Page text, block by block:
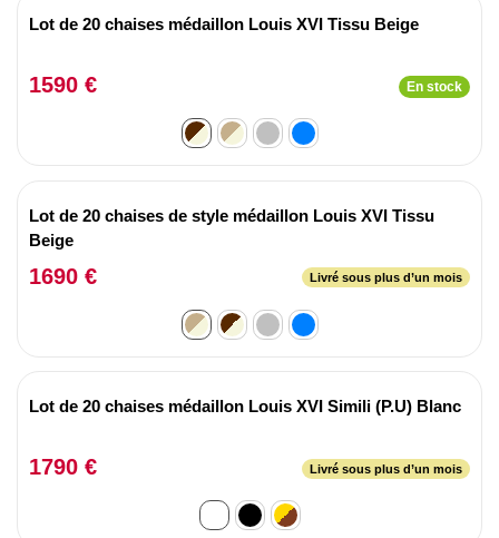
Lot de 20 chaises médaillon Louis XVI Tissu Beige
1590 € En stock
Lot de 20 chaises de style médaillon Louis XVI Tissu
Beige
1690 € Livré sous plus d’un mois
Lot de 20 chaises médaillon Louis XVI Simili (P.U) Blanc
1790 € Livré sous plus d’un mois